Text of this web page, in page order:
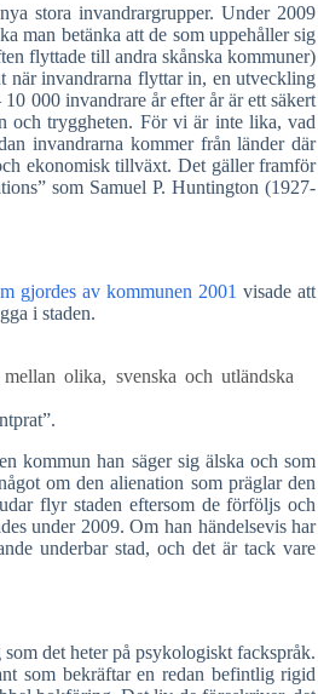
stora invandrargrupper. Under 2009
man betänka att de som uppehåller sig
flyttade till andra skånska kommuner)
när invandrarna flyttar in, en utveckling
000 invandrare år efter år är ett säkert
och tryggheten. För vi är inte lika, vad
invandrarna kommer från länder där
ekonomisk tillväxt. Det gäller framför
som Samuel P. Huntington (1927-
gjordes av kommunen 2001visade att
i staden.
olika, svenska och utländska
kommun han säger sig älska och som
om den alienation som präglar den
flyr staden eftersom de förföljs och
under 2009. Om han händelsevis har
underbar stad, och det är tack vare
det heter på psykologiskt fackspråk.
som bekräftar en redan befintlig rigid